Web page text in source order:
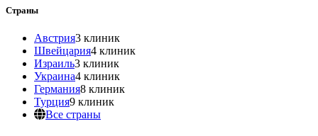
Страны
Австрия3 клиник
Швейцария4 клиник
Израиль3 клиник
Украина4 клиник
Германия8 клиник
Турция9 клиник
Все страны